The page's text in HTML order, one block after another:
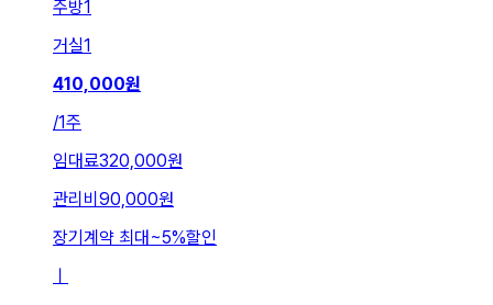
주방1
거실1
410,000원
/1주
임대료320,000원
관리비 90,000원
장기계약 최대~5%할인
ㅣ